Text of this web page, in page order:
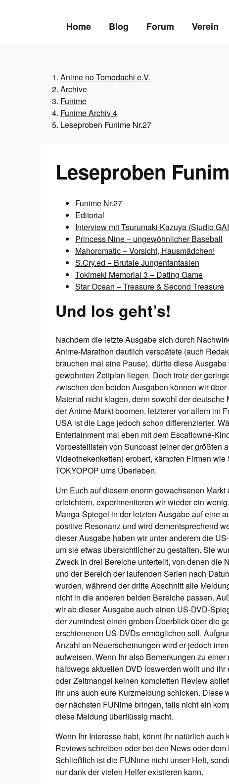
Home Blog Forum Verein
Anime no Tomodachi e.V.
Archive
Funime
Funime Archiv 4
Leseproben Funime Nr.27
Leseproben
Funime Nr.27
Editorial
Interview mit Tsurumaki Kazuya (Studio
Princess Nine − ungewöhnlicher Baseball
Mahoromatic − Vorsicht, Hausmädchen!
S.Cry.ed − Brutale Jungenfantasien
Tokimeki Memorial 3 − Dating Game
Star Ocean − Treasure & Second Treasure
Und los geht’s!
Nachdem die letzte Ausgabe sich durch
Anime-Marathon deutlich verspätete (auch
brauchen mal eine Pause), dürfte diese
gewohnten Zeitplan liegen. Doch trotz der
zwischen den beiden Ausgaben können wir
Material nicht klagen, denn sowohl der deutsche
der Anime-Markt boomen, letzterer vor allem im
USA ist die Lage jedoch schon differenzierter.
Entertainment mal eben mit dem Escaflowne-
Vorbestellisten von Suncoast (einer der größten
Videothekenketten) erobert, kämpfen Firmen
TOKYOPOP ums Überleben.
Um Euch auf diesem enorm gewachsenen Markt
erleichtern, experimentieren wir wieder ein
Manga-Spiegel in der letzten Ausgabe auf eine
positive Resonanz und wird dementsprechend
dieser Ausgabe haben wir unter anderem die
um sie etwas übersichtlicher zu gestalten. Sie
Zweck in drei Bereiche unterteilt, von denen die
und der Bereich der laufenden Serien nach
wurden, während der dritte Abschnitt alle
nicht in die anderen beiden Bereiche passen.
wir ab dieser Ausgabe auch einen US-DVD-
der zumindest einen groben Überblick über die
erschienenen US-DVDs ermöglichen soll.
Anzahl an Neuerscheinungen wird er jedoch
aufweisen. Wenn Ihr also Bemerkungen zu einer
halbwegs aktuellen DVD loswerden wollt und ihr
oder Zeitmangel keinen kompletten Review
Ihr uns auch eure Kurzmeldung schicken. Diese
der nächsten FUNime bringen, falls nicht ein
diese Meldung überflüssig macht.
Wenn Ihr Interesse habt, könnt Ihr natürlich auch
Reviews schreiben oder bei den News oder dem
Schließlich ist die FUNime nicht unser Heft,
nur dank der vielen Helfer existieren kann.